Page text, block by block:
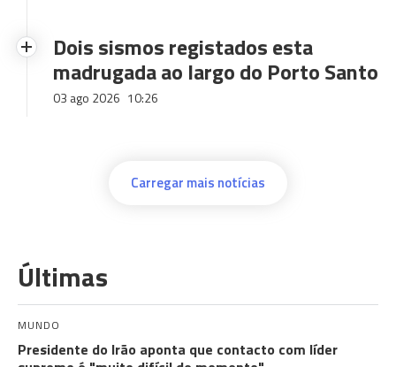
Dois sismos registados esta
madrugada ao largo do Porto Santo
03 ago 2026 10:26
Carregar mais notícias
Últimas
MUNDO
Presidente do Irão aponta que contacto com líder